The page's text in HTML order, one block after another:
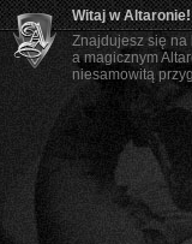
Witaj w Altaronie!
Znajdujesz się na
a magicznym
niesamowitą